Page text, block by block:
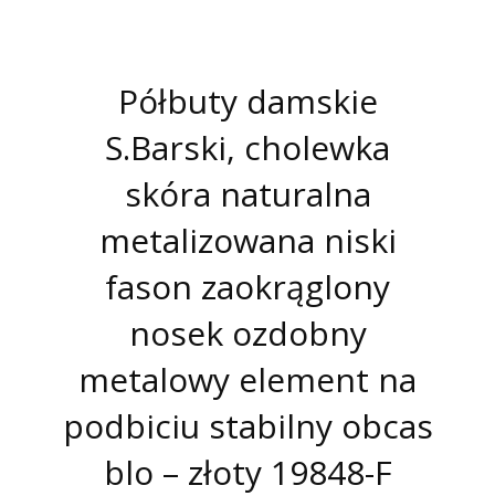
Półbuty damskie
S.Barski, cholewka
skóra naturalna
metalizowana niski
fason zaokrąglony
nosek ozdobny
metalowy element na
podbiciu stabilny obcas
blo – złoty 19848-F